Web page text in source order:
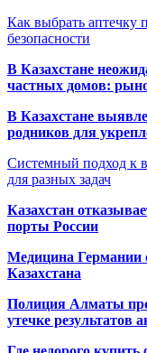
Как выбрать
безопасности
В Казахстане
частных домов:
В Казахстане
родников для
Системный подход к
для разных задач
Казахстан
порты России
Медицина Германии
Казахстана
Полиция Алматы
утечке